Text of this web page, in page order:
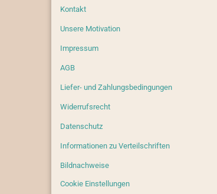
Kontakt
Unsere Motivation
Impressum
AGB
Liefer- und Zahlungsbedingungen
Widerrufsrecht
Datenschutz
Informationen zu Verteilschriften
Bildnachweise
Cookie Einstellungen